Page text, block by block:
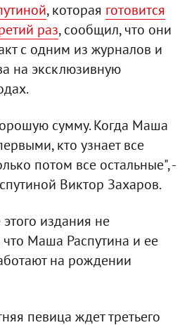
, которая готовится
раз, сообщил, что они
с одним из журналов и
на эксклюзивную
сумму. Когда Маша
кто узнает все
потом все остальные", -
Виктор Захаров.
издания не
что Маша Распутина и ее
на рождении
певица ждет третьего